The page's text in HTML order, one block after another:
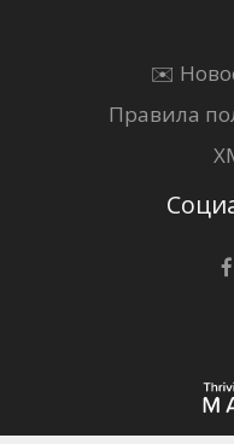
✉️
Правила